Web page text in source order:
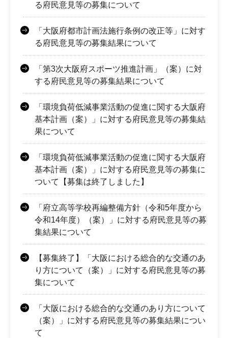
る府民意見等の募集について
「大阪府都市計画法施行条例の改正等」に対す
る府民意見等の募集結果について
「第3次大阪府スポーツ推進計画」（案）に対
する府民意見等の募集結果について
「環境負荷低減事業活動の促進に関する大阪府
基本計画（案）」に対する府民意見等の募集結
果について
「環境負荷低減事業活動の促進に関する大阪府
基本計画（案）」に対する府民意見等の募集に
ついて【募集は終了しました】
「府立高等学校再編整備方針（令和5年度から
令和14年度）（案）」に対する府民意見等の募
集結果について
【募集終了】「大阪における総合的な交通のあ
り方について（案）」に対する府民意見等の募
集について
「大阪における総合的な交通のあり方について
（案）」に対する府民意見等の募集結果につい
て